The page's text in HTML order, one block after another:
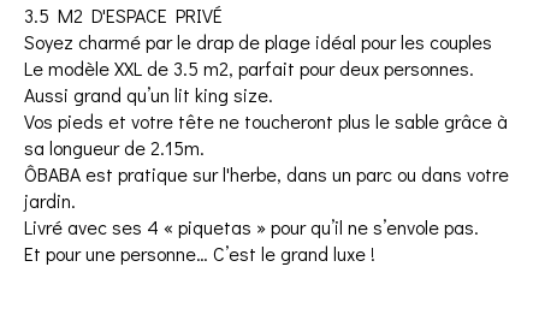
3.5 M2 D'ESPACE PRIVÉ
Soyez charmé par le drap de plage idéal pour les couples
Le modèle XXL de 3.5 m2, parfait pour deux personnes.
Aussi grand qu’un lit king size.
Vos pieds et votre tête ne toucheront plus le sable grâce à
sa longueur de 2.15m.
ÔBABA est pratique sur l'herbe, dans un parc ou dans votre
jardin.
Livré avec ses 4 « piquetas » pour qu’il ne s’envole pas.
Et pour une personne… C’est le grand luxe !